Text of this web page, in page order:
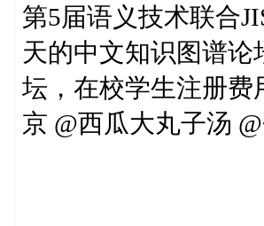
第5届语义技术联合
天的中文知识图谱
坛，在校学生注册费
京 @西瓜大丸子汤